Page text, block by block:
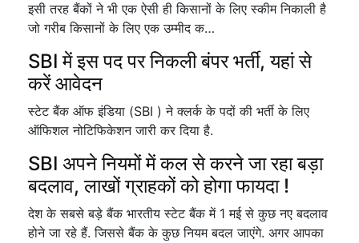
इसी तरह बैंकों ने भी एक ऐसी ही किसानों के लिए स्कीम निकाली है
जो गरीब किसानों के लिए एक उम्मीद क…
SBI में इस पद पर निकली बंपर भर्ती, यहां से
करें आवेदन
स्टेट बैंक ऑफ इंडिया (SBI ) ने क्लर्क के पदों की भर्ती के लिए
ऑफिशल नोटिफिकेशन जारी कर दिया है.
SBI अपने नियमों में कल से करने जा रहा बड़ा
बदलाव, लाखों ग्राहकों को होगा फायदा !
देश के सबसे बड़े बैंक भारतीय स्टेट बैंक में 1 मई से कुछ नए बदलाव
होने जा रहे हैं. जिससे बैंक के कुछ नियम बदल जाएंगे. अगर आपका